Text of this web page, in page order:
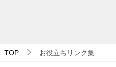
TOP お役立ちリンク集